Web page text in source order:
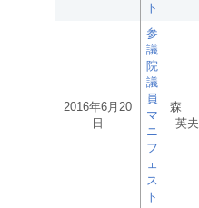
ト
2016年6月20
日
参
議
院
議
員
マ
ニ
フ
ェ
ス
ト
森
英夫